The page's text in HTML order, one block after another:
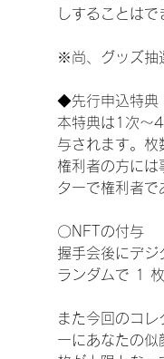
しすることはで
※尚、グッズ抽
◆先行申込特典
本特典は1次〜
与されます。枚
権利者の方には
ターで権利者で
〇NFTの付与
握手会後にデジ
ランダムで 1
また今回のコ
ーにあなたの